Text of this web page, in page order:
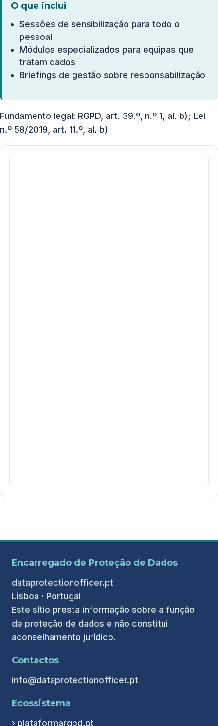
O que inclui
Sessões de sensibilização para todo o
pessoal
Módulos especializados para equipas que
tratam dados
Briefings de gestão sobre responsabilização
Fundamento legal: RGPD, art. 39.º, n.º 1, al. b); Lei
n.º 58/2019, art. 11.º, al. b)
Encarregado de Proteção de Dados
dataprotectionofficer.pt
Lisboa · Portugal
Este sítio presta informação sobre a função
de proteção de dados e não constitui
aconselhamento jurídico.
Contactos
info@dataprotectionofficer.pt
Ecossistema
› plataformargpd.pt